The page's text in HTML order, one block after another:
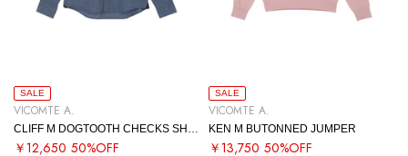
SALE
VICOMTE A.
￥12,650 50%OFF
SALE
VICOMTE A.
KEN M BUTONNED JUMPER
￥13,750 50%OFF